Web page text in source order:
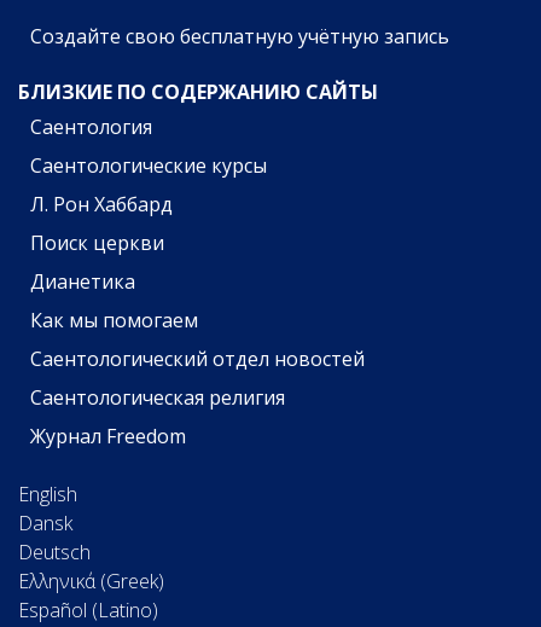
Создайте свою бесплатную учётную запись
БЛИЗКИЕ ПО СОДЕРЖАНИЮ САЙТЫ
Саентология
Саентологические курсы
Л. Рон Хаббард
Поиск церкви
Дианетика
Как мы помогаем
Саентологический отдел новостей
Саентологическая религия
Журнал Freedom
English
Dansk
Deutsch
Ελληνικά (Greek)
Español (Latino)